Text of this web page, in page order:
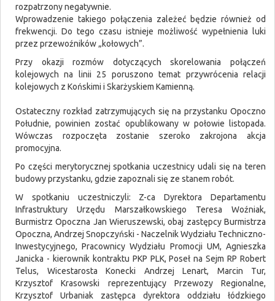
rozpatrzony negatywnie.
Wprowadzenie takiego połączenia zależeć będzie również od
frekwencji. Do tego czasu istnieje możliwość wypełnienia luki
przez przewoźników „kołowych”.
Przy okazji rozmów dotyczących skorelowania połączeń
kolejowych na linii 25 poruszono temat przywrócenia relacji
kolejowych z Końskimi i Skarżyskiem Kamienną.
Ostateczny rozkład zatrzymujących się na przystanku Opoczno
Południe,powinien zostać opublikowany w połowie listopada.
Wówczas rozpoczęta zostanie szeroko zakrojona akcja
promocyjna.
Po części merytorycznej spotkania uczestnicy udali się na teren
budowy przystanku, gdzie zapoznali się ze stanem robót.
W spotkaniu uczestniczyli: Z-ca Dyrektora Departamentu
Infrastruktury Urzędu Marszałkowskiego Teresa Woźniak,
Burmistrz Opoczna Jan Wieruszewski, obaj zastępcy Burmistrza
Opoczna, Andrzej Snopczyński - Naczelnik Wydziału Techniczno-
Inwestycyjnego, Pracownicy Wydziału Promocji UM, Agnieszka
Janicka - kierownik kontraktu PKP PLK, Poseł na Sejm RP Robert
Telus, Wicestarosta Konecki Andrzej Lenart, Marcin Tur,
Krzysztof Krasowski reprezentujący Przewozy Regionalne,
Krzysztof Urbaniak zastępca dyrektora oddziału łódzkiego